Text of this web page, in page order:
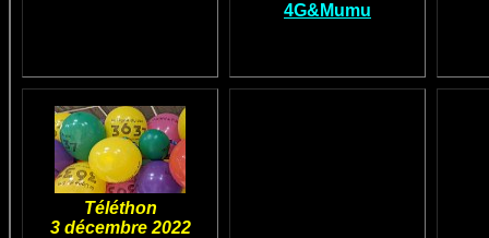
4G&Mumu
Téléthon
3 décembre 2022